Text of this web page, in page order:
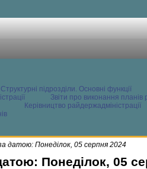
Структурні підрозділи. Основні функції
Звіти про виконання планів
Керівництво райдержадміністрації
датою: Понеділок, 05 серпня 2024
Понеділок, 05